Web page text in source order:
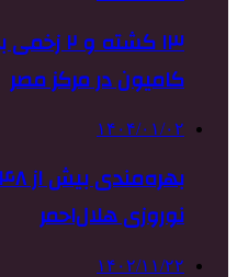
۱۳ کشته
کامیون در مرکز مصر
۱۴۰۴/۰۱/۰۲
نوروزی هلال‌احمر
۱۴۰۲/۱۱/۲۲